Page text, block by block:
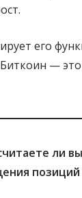
его
—
ли
позиций